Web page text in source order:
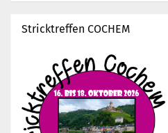
Stricktreffen COCHEM